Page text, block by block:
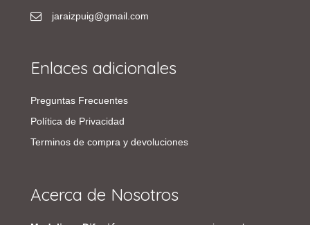
jaraizpuig@gmail.com
Enlaces adicionales
Preguntas Frecuentes
Política de Privacidad
Terminos de compra y devoluciones
Acerca de Nosotros